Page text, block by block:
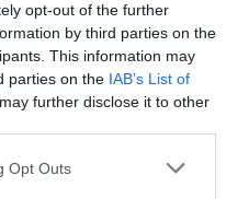
opt-out of the further
by third parties on the
This information may
parties on the IAB’s List of
further disclose it to other
uses one or more Google
Opt Outs
szerepe sem. Asötét, csendes
a mélyebb alvási szakaszok
sötétítőfüggönyöket és a
eszközöket is telepíteni az